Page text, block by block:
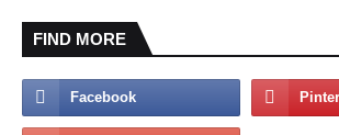
FIND MORE